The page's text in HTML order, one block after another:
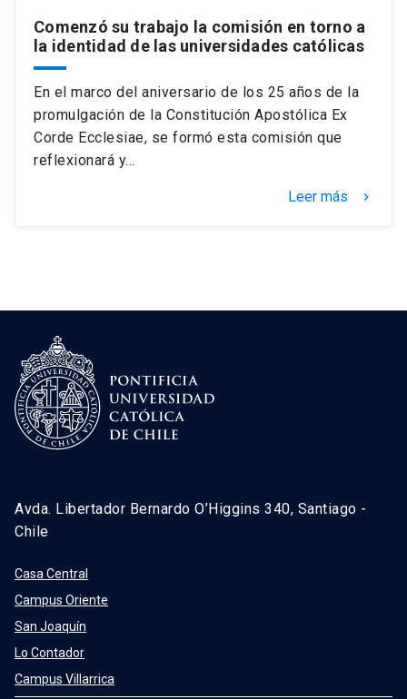
Comenzó su trabajo la comisión en torno a
la identidad de las universidades católicas
En el marco del aniversario de los 25 años de la
promulgación de la Constitución Apostólica Ex
Corde Ecclesiae, se formó esta comisión que
reflexionará y…
Leer más keyboard_arrow_right
Avda. Libertador Bernardo O’Higgins 340, Santiago -
Chile
Casa Central
Campus Oriente
San Joaquín
Lo Contador
Campus Villarrica